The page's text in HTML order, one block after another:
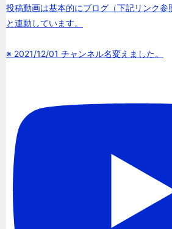
投稿動画は基本的にブログ（下記リンク参
と連動しています。
※ 2021/12/01 チャンネル名変えました。